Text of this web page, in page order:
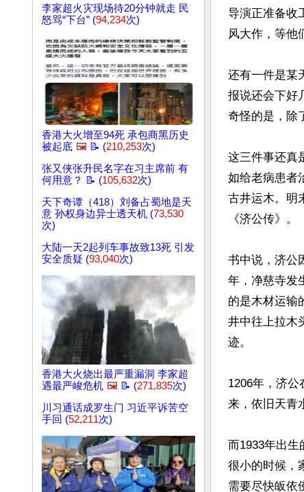
李家超火灾现场待20分钟就走 民
怒骂“下台” (94,234次)
香港大火增至94死 承包商黑历史
被起底 🖼️ 📝 (210,253次)
张又侠张升民名字在习主席前 有
何用意？ 📝 (105,632次)
天下奇谭（418）刘备占蜀地是天
意 孙权身边异士透天机 (73,530
次)
大陆一天2起列车事故致13死 引发
安全质疑 (93,040次)
香港大火烧出最严重漏洞 李家超
遇最严峻危机 🖼️ 📝 (271,835次)
川习通话成罗生门 习近平诉苦空
手回 (52,211次)
导演正准备收
风大作，等他
还有一件是某
报说还会下好
奇怪的是，除
这三件事还真
如给老病患者
古井运木。明
《济公传》。
书中说，济公
年，净慈寺发
的是木材运输
井中往上拉木
迹。
1206年，济公
来，依旧天青
而1933年出生
很小的时候，
需要尽快皈依